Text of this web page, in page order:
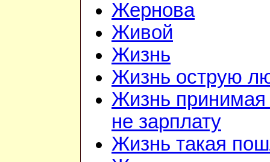
Жернова
Живой
Жизнь
Жизнь острую
Жизнь
не зарплату
Жизнь такая